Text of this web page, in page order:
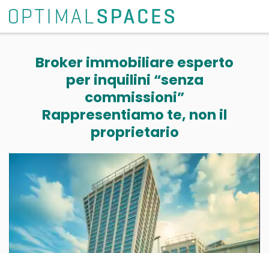
Broker immobiliare esperto
per inquilini “senza
commissioni”
Rappresentiamo te, non il
proprietario